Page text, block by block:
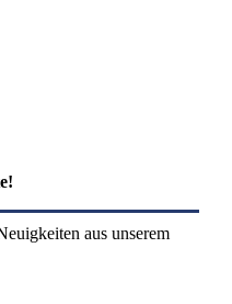
aus unserem